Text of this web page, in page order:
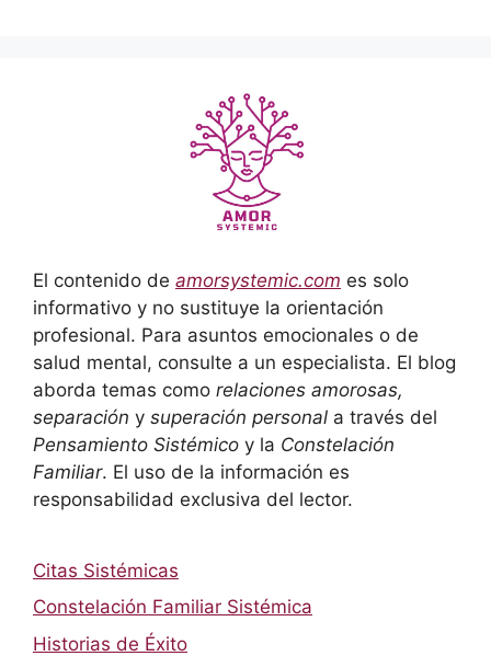
El contenido de amorsystemic.com es solo
informativo y no sustituye la orientación
profesional. Para asuntos emocionales o de
salud mental, consulte a un especialista. El blog
aborda temas como relaciones amorosas,
separación y superación personal a través del
Pensamiento Sistémico y la Constelación
Familiar. El uso de la información es
responsabilidad exclusiva del lector.
Citas Sistémicas
Constelación Familiar Sistémica
Historias de Éxito